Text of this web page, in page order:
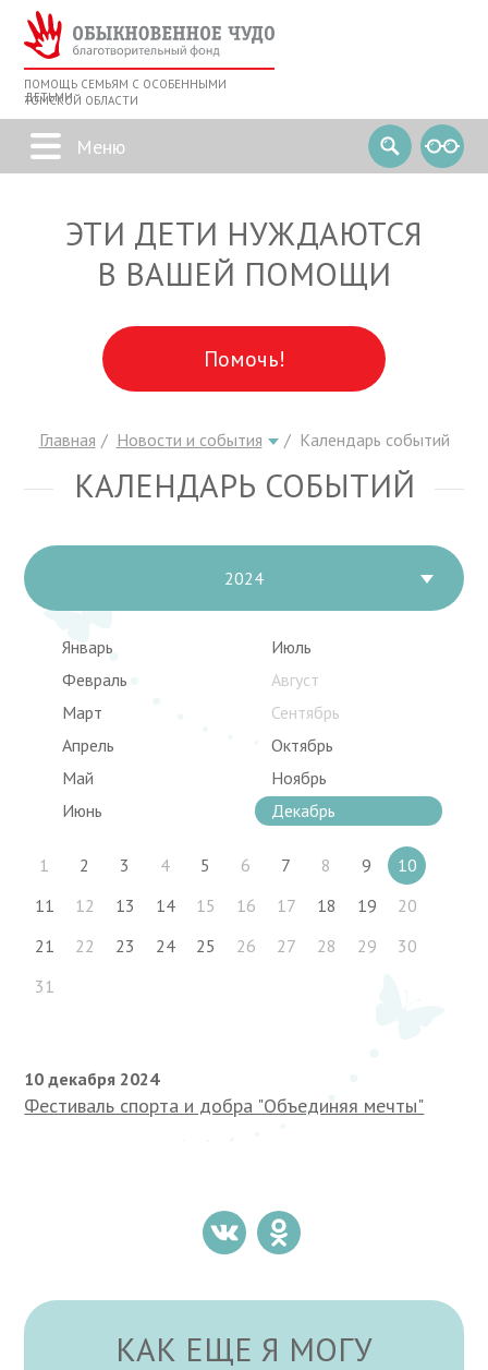
ПОМОЩЬ СЕМЬЯМ С ОСОБЕННЫМИ
ДЕТЬМИ
ТОМСКОЙ ОБЛАСТИ
ЭТИ ДЕТИ НУЖДАЮТСЯ
В ВАШЕЙ ПОМОЩИ
Помочь!
Главная Новости и события Календарь событий
КАЛЕНДАРЬ СОБЫТИЙ
2024
Январь
Февраль
Март
Апрель
Май
Июнь
Июль
Август
Сентябрь
Октябрь
Ноябрь
Декабрь
1 2 3 4 5 6 7 8 9
10
11
12 13 14 15 16 17 18 19
20
21
22 23 24 25 26 27 28 29
30
31
10 декабря 2024
Фестиваль спорта и добра "Объединяя мечты"
КАК ЕЩЕ Я МОГУ